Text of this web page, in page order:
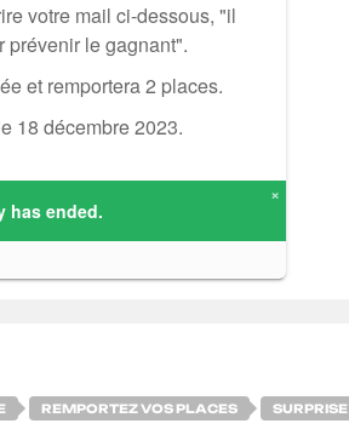
REMPORTEZ VOS PLACES SURPRISE